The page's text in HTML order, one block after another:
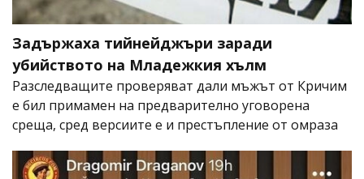
Задържаха тийнейджъри заради
убийството на Младежкия хълм
Разследващите проверяват дали мъжът от Кричим
е бил примамен на предварително уговорена
среща, сред версиите е и престъпление от омраза